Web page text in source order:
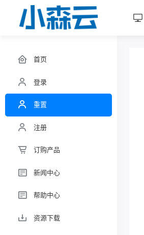
首页
登录
重置
注册
订购产品
新闻中心
帮助中心
资源下载